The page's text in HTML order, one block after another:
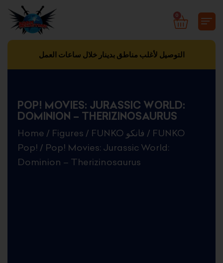
content
0
CART
التوصيل لأغلب مناطق بدينار خلال ساعات العمل
POP! MOVIES: JURASSIC WORLD:
DOMINION – THERIZINOSAURUS
Home / Figures / FUNKO فانكو / FUNKO
Pop! / Pop! Movies: Jurassic World:
Dominion – Therizinosaurus